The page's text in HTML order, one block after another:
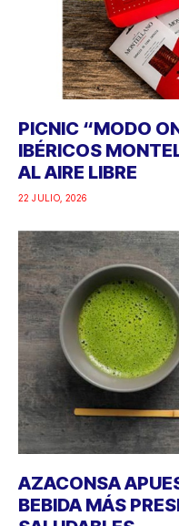
PICNIC “MODO
IBÉRICOS
AL AIRE LIBRE
22 JULIO, 2026
AZACONSA
BEBIDA MÁS